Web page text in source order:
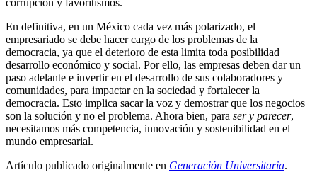
corrupción y favoritismos.
En definitiva, en un México cada vez más polarizado, el
empresariado se debe hacer cargo de los problemas de la
democracia, ya que el deterioro de esta limita toda posibilidad
desarrollo económico y social. Por ello, las empresas deben dar un
paso adelante e invertir en el desarrollo de sus colaboradores y
comunidades, para impactar en la sociedad y fortalecer la
democracia. Esto implica sacar la voz y demostrar que los negocios
son la solución y no el problema. Ahora bien, para ser y parecer,
necesitamos más competencia, innovación y sostenibilidad en el
mundo empresarial.
Artículo publicado originalmente en Generación Universitaria.